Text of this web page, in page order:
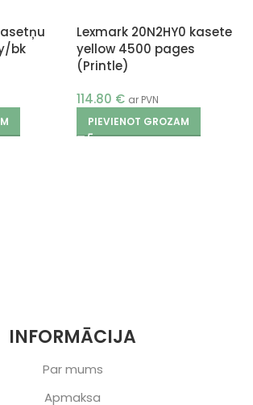
bk
Lexmark 20N2HY0 kasete
yellow 4500 pages
(Printle)
114.80 € ar PVN
PIEVIENOT GROZAM
INFORMĀCIJA
Par mums
Apmaksa